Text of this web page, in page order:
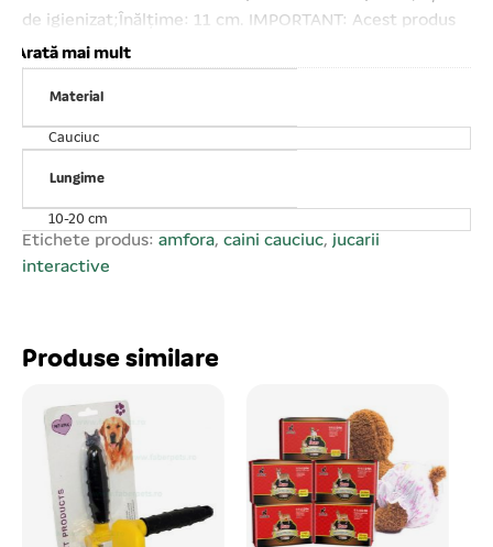
de igienizat;Înălțime: 11 cm. IMPORTANT: Acest produs
este disponibil în diverse culori, așadar nu putem
garanta livrarea unei anumite culori. Atenție! Ca în cazul
oricărui alt produs, este important să vă supravegheați
animalul de companie în timpul jocului. Verificați
produsul în mod regulat și înlocuiți- l în cazul în care este
deteriorat sau îi lipsesc piese pentru a evita o eventuală
rănire a animalului de companie.
Arată mai mult
Material
Cauciuc
Lungime
10-20 cm
Etichete produs: amfora, caini cauciuc, jucarii
interactive
Produse similare